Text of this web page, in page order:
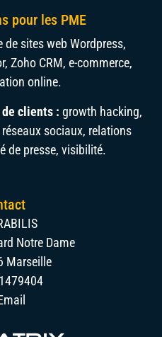
pour les PME
sites web Wordpress,
Zoho CRM, e-commerce,
online.
clients : growth hacking,
réseaux sociaux, relations
de presse, visibilité.
Notre Dame
Marseille